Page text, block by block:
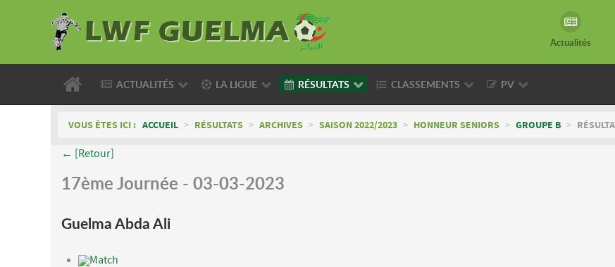
Actualités
ACTUALITÉS LA LIGUE RÉSULTATS CLASSEMENTS PV
VOUS ÊTES ICI : ACCUEIL > RÉSULTATS > ARCHIVES > SAISON 2022/2023 > HONNEUR SENIORS > GROUPE B >
← [Retour]
17ème Journée - 03-03-2023
Guelma Abda Ali
Match